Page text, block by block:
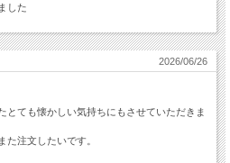
した
2026/06/26
とても懐かしい気持ちにもさせていただきま
た注文したいです。